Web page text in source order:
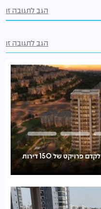
הגב לתגובה זו
הגב לתגובה זו
מותג עירוני נכנסת לירושלים: נבחרה לקדם פרויקט של 150 דירות